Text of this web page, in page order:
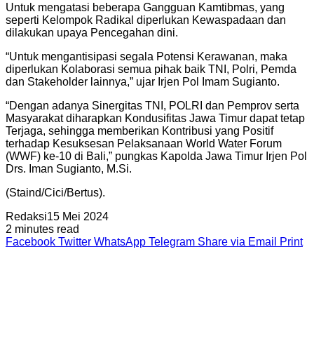
Untuk mengatasi beberapa Gangguan Kamtibmas, yang
seperti Kelompok Radikal diperlukan Kewaspadaan dan
dilakukan upaya Pencegahan dini.
“Untuk mengantisipasi segala Potensi Kerawanan, maka
diperlukan Kolaborasi semua pihak baik TNI, Polri, Pemda
dan Stakeholder lainnya,” ujar Irjen Pol Imam Sugianto.
“Dengan adanya Sinergitas TNI, POLRI dan Pemprov serta
Masyarakat diharapkan Kondusifitas Jawa Timur dapat tetap
Terjaga, sehingga memberikan Kontribusi yang Positif
terhadap Kesuksesan Pelaksanaan World Water Forum
(WWF) ke-10 di Bali,” pungkas Kapolda Jawa Timur Irjen Pol
Drs. Iman Sugianto, M.Si.
(Staind/Cici/Bertus).
Redaksi15 Mei 2024
2 minutes read
Facebook Twitter WhatsApp Telegram Share via Email Print